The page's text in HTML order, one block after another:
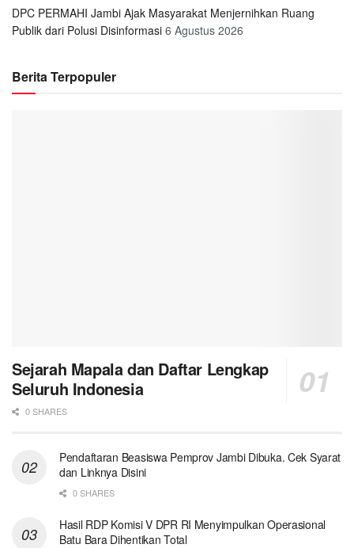
DPC PERMAHI Jambi Ajak Masyarakat Menjernihkan Ruang
Publik dari Polusi Disinformasi 6 Agustus 2026
Berita Terpopuler
Sejarah Mapala dan Daftar Lengkap
Seluruh Indonesia
0 SHARES
Pendaftaran Beasiswa Pemprov Jambi Dibuka. Cek Syarat
dan Linknya Disini
0 SHARES
Hasil RDP Komisi V DPR RI Menyimpulkan Operasional
Batu Bara Dihentikan Total